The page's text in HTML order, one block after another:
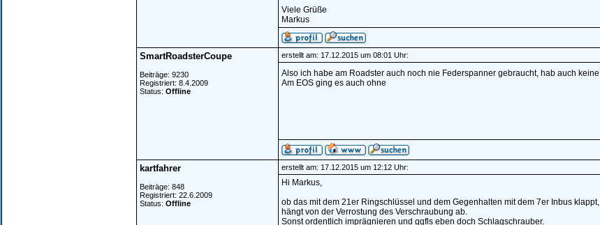
Viele Grüße
Markus
SmartRoadsterCoupe
Beiträge: 9230
Registriert: 8.4.2009
Status: Offline
erstellt am: 17.12.2015 um 08:01 Uhr:
Also ich habe am Roadster auch noch nie Federspanner gebraucht, hab auch keine
Am EOS ging es auch ohne
kartfahrer
Beiträge: 848
Registriert: 22.6.2009
Status: Offline
erstellt am: 17.12.2015 um 12:12 Uhr:
Hi Markus,
ob das mit dem 21er Ringschlüssel und dem Gegenhalten mit dem 7er Inbus klappt,
hängt von der Verrostung des Verschraubung ab.
Sonst ordentlich imprägnieren und ggfls eben doch Schlagschrauber.